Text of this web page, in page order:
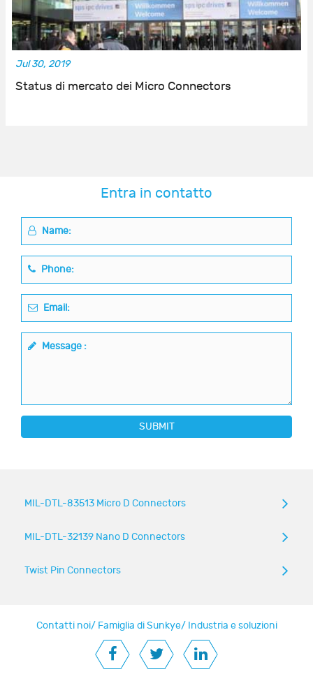
Jul 30, 2019
Status di mercato dei Micro Connectors
Entra in contatto
Name:
Phone:
Email:
Message :
SUBMIT
MIL-DTL-83513 Micro D Connectors
MIL-DTL-32139 Nano D Connectors
Twist Pin Connectors
Contatti noi/ Famiglia di Sunkye/ Industria e soluzioni